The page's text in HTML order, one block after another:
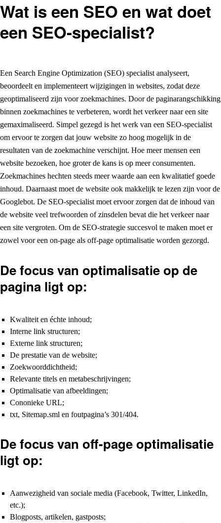
Wat is een SEO en wat doet
een SEO-specialist?
Een Search Engine Optimization (SEO) specialist analyseert,
beoordeelt en implementeert wijzigingen in websites, zodat deze
geoptimaliseerd zijn voor zoekmachines. Door de paginarangschikking
binnen zoekmachines te verbeteren, wordt het verkeer naar een site
gemaximaliseerd. Simpel gezegd is het werk van een SEO-specialist
om ervoor te zorgen dat jouw website zo hoog mogelijk in de
resultaten van de zoekmachine verschijnt. Hoe meer mensen een
website bezoeken, hoe groter de kans is op meer consumenten.
Zoekmachines hechten steeds meer waarde aan een kwalitatief goede
inhoud. Daarnaast moet de website ook makkelijk te lezen zijn voor de
Googlebot. De SEO-specialist moet ervoor zorgen dat de inhoud van
de website veel trefwoorden of zinsdelen bevat die het verkeer naar
een site vergroten. Om de SEO-strategie succesvol te maken moet er
zowel voor een on-page als off-page optimalisatie worden gezorgd.
De focus van optimalisatie op de
pagina ligt op:
Kwaliteit en échte inhoud;
Interne link structuren;
Externe link structuren;
De prestatie van de website;
Zoekwoorddichtheid;
Relevante titels en metabeschrijvingen;
Optimalisatie van afbeeldingen;
Cononieke URL;
txt, Sitemap.sml en foutpagina’s 301/404.
De focus van off-page optimalisatie
ligt op:
Aanwezigheid van sociale media (Facebook, Twitter, LinkedIn,
etc.);
Blogposts, artikelen, gastposts;